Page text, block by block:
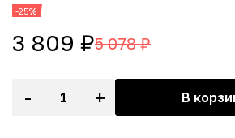
-25%
3 809 ₽5 078 ₽
- + В